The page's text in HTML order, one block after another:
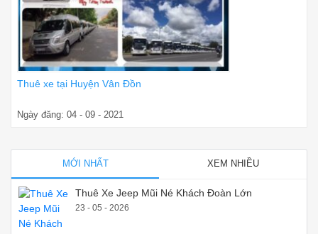
Thuê xe tại Huyện Vân Đồn
Ngày đăng: 04 - 09 - 2021
MỚI NHẤT XEM NHIỀU
Thuê Xe Jeep Mũi Né Khách Đoàn Lớn
23 - 05 - 2026